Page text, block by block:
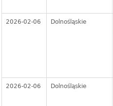
2026-02-06 Dolnośląskie
2026-02-06 Dolnośląskie